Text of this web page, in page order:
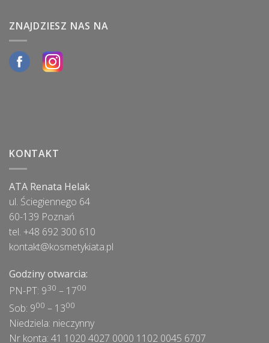
ZNAJDZIESZ NAS NA
KONTAKT
ATA Renata Helak
ul. Ściegiennego 64
60-139 Poznań
tel. +48 692 300 610
kontakt@kosmetykiata.pl
Godziny otwarcia:
PN-PT: 930 – 1700
Sob: 900 – 1300
Niedziela: nieczynny
Nr konta: 41 1020 4027 0000 1102 0045 6707